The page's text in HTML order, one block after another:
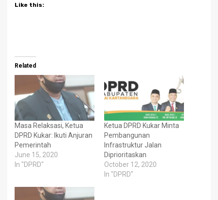
Like this:
Related
Masa Relaksasi, Ketua
DPRD Kukar: Ikuti Anjuran
Pemerintah
June 15, 2020
In "DPRD"
Ketua DPRD Kukar Minta
Pembangunan
Infrastruktur Jalan
Diprioritaskan
October 12, 2020
In "DPRD"